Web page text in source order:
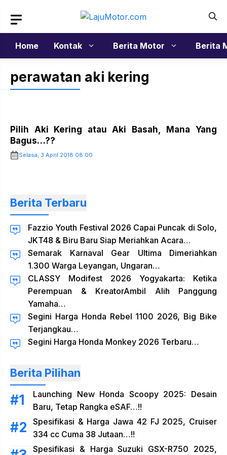
isi
Home
Kontak Berita Motor Berita
perawatan aki kering
Pilih Aki Kering atau Aki Basah, Mana Yang
Bagus…??
Selasa, 3 April 2018 08:00
Berita Terbaru
Fazzio Youth Festival 2026 Capai Puncak di Solo,
JKT48 & Biru Baru Siap Meriahkan Acara…
Semarak Karnaval Gear Ultima Dimeriahkan
1.300 Warga Leyangan, Ungaran…
CLASSY Modifest 2026 Yogyakarta: Ketika
Perempuan & KreatorAmbil Alih Panggung
Yamaha…
Segini Harga Honda Rebel 1100 2026, Big Bike
Terjangkau…
Segini Harga Honda Monkey 2026 Terbaru…
Berita Pilihan
Launching New Honda Scoopy 2025: Desain
Baru, Tetap Rangka eSAF…!!
Spesifikasi & Harga Jawa 42 FJ 2025, Cruiser
334 cc Cuma 38 Jutaan…!!
Spesifikasi & Harga Suzuki GSX-R750 2025,